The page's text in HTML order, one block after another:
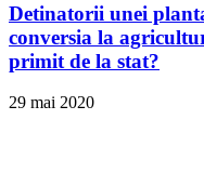
Detinatorii unei
conversia la
primit de la stat?
29 mai 2020